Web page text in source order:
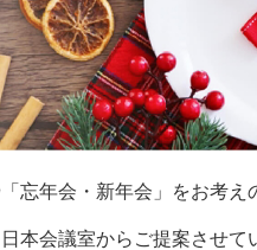
忘年会・新年会」をお考え
本会議室からご提案させて